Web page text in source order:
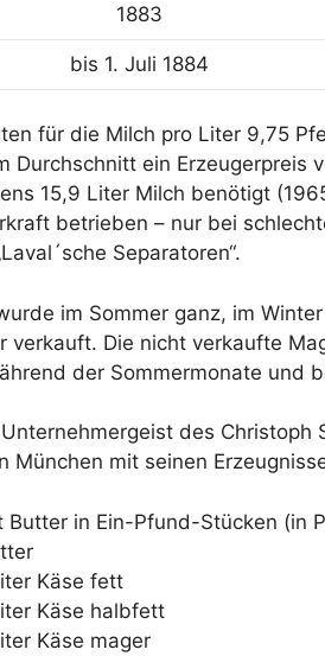
1883
bis 1. Juli 1884
für die Milch pro Liter 9,75
Durchschnitt ein
15,9 Liter Milch benötigt
betrieben – nur bei
Separatoren“.
im Sommer ganz, im
verkauft. Die nicht verkaufte
der Sommermonate und
des
München mit seinen
Butter in Ein-Pfund-Stücken (in
Käse fett
Käse halbfett
Käse mager